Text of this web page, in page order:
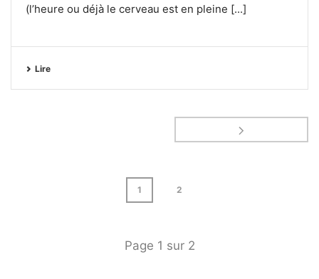
(l’heure ou déjà le cerveau est en pleine [...]
Lire
1 2
Page 1 sur 2